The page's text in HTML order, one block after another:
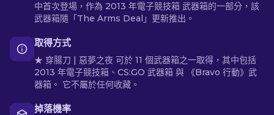
中首次登場，作為 2013 年電子競技箱 武器箱的一部分，該
武器箱隨「The Arms Deal」更新推出。
取得方式
★ 穿腸刀 | 惡夢之夜 可於 11 個武器箱之一取得，其中包括
2013 年電子競技箱、CS:GO 武器箱 與 《Bravo 行動》武
器箱。 它不屬於任何收藏。
掉落機率